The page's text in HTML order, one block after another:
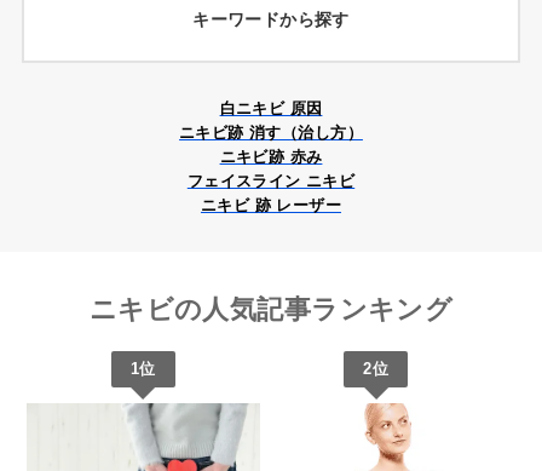
ンケアに加え、必要に応じて専門のクリニックで診察を受
けることで、症状の悪化を防ぐことができます。
渋クリPick!
クレーター治療は、ニキビ跡が原因で凹凸になった肌をな
めらかに整えるための治療です。クレーター状のニキビ跡
改善することは難しく、専門的なアプローチが必要です。
治療方法には、レーザー治療やダーマペン、ピーリングな
どがあり、肌質や症状に合わせて選択されます。早めに治
マッサージピール
ダーマペン
ニキビ跡治療は、ニキビが治った後に残る赤みや色素沈
着、凹凸を改善するための治療です。
赤みや色素沈着の場合、ターンオーバーを促進するスキン
きかけるアプローチが必要です。ニキビ跡の種類や肌質に
応じて最適な治療法が異なるため、専門のクリニックで診
察を受け、自分に合った治療を選ぶことが大切です。
渋クリPick!
イオン導入
ヤグレーザー
ポテンツァ
スキンケアでは保湿やターンオーバーのサポートが重要で
すが、クリニックで行う治療では、レーザーやピーリン
グ、イオン導入などが効果的です。これらの施術は、肌の
キメを整えたり、透明感を引き出すだけでなく、ハリや弾
力を取り戻すことも期待できます。自分の肌悩みに合った
アプローチを選ぶことで、より健やかで美しい肌を目指せ
キーワードから探す
白ニキビ 原因
ニキビ跡 消す（治し方）
ニキビ跡 赤み
フェイスライン ニキビ
ニキビ 跡 レーザー
ニキビの人気記事ランキング
1位 2位